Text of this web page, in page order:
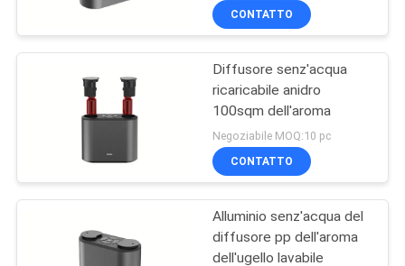
CONTATTO
Diffusore senz'acqua
ricaricabile anidro
100sqm dell'aroma
Negoziabile MOQ:10 pc
CONTATTO
Alluminio senz'acqua del
diffusore pp dell'aroma
dell'ugello lavabile